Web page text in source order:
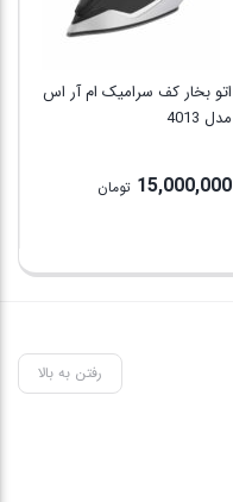
اتو بخار کف سرامیک ام آر اس
مدل 4013
15,000,000 تومان
رفتن به بالا